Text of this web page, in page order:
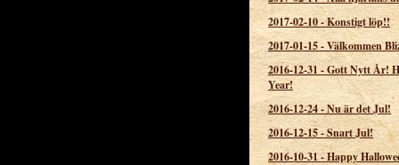
2017-02-10-Konstigt löp!!
2017-01-15-Välkommen
2016-12-31-Gott Nytt År!
Year!
2016-12-24-Nu är det Jul!
2016-12-15-Snart Jul!
2016-10-31-Happy